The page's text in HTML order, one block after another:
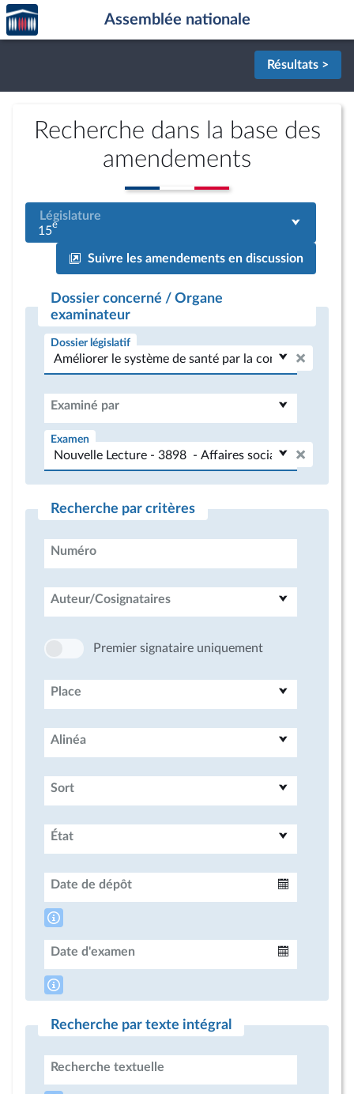
Aller au contenu
Aller en bas de la page
Accèder
à la
page
Assemblée nationale
Résultats >
Recherche dans la base des
amendements
Législature
15e
Suivre les amendements en discussion
Dossier concerné / Organe
examinateur
Dossier législatif
Examiné par
Examen
Recherche par critères
Numéro
Auteur/Cosignataires
Premier signataire uniquement
Place
Alinéa
Sort
État
Date de dépôt
Date d'examen
Recherche par texte intégral
Recherche textuelle